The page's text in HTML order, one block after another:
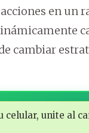
en un
cambiar
celular, unite al